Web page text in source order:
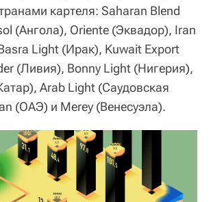
картеля: Saharan Blend
(Ангола), Oriente (Эквадор), Iran
Light (Ирак), Kuwait Export
(Ливия), Bonny Light (Нигерия),
Arab Light (Саудовская
(ОАЭ) и Merey (Венесуэла).